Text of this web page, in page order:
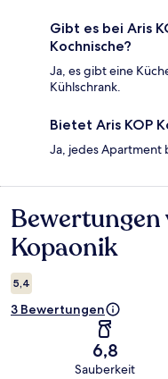
Gibt es bei Aris
Kochnische?
Ja, es gibt eine
Kühlschrank.
Bietet Aris KOP
Ja, jedes Apartment
Bewertungen
Bewertungen
Kopaonik
5,4
3 Bewertungen
6,8
Sauberkeit